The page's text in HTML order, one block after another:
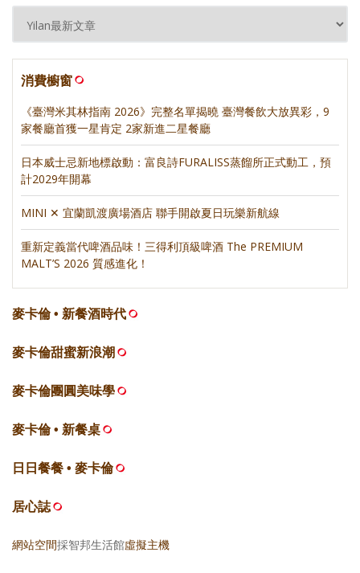
消費櫥窗
《臺灣米其林指南 2026》完整名單揭曉 臺灣餐飲大放異彩，9
家餐廳首獲一星肯定 2家新進二星餐廳
日本威士忌新地標啟動：富良詩FURALISS蒸餾所正式動工，預
計2029年開幕
MINI ✕ 宜蘭凱渡廣場酒店 聯手開啟夏日玩樂新航線
重新定義當代啤酒品味！三得利頂級啤酒 The PREMIUM
MALT’S 2026 質感進化！
麥卡倫 • 新餐酒時代
麥卡倫甜蜜新浪潮
麥卡倫團圓美味學
麥卡倫 • 新餐桌
日日餐餐 • 麥卡倫
居心誌
網站空間採智邦生活館虛擬主機